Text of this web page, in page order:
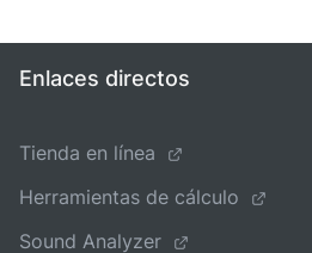
Enlaces directos
Tienda en línea
Herramientas de cálculo
Sound Analyzer